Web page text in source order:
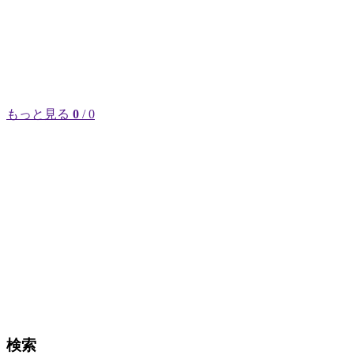
もっと見る 0 / 0
検索